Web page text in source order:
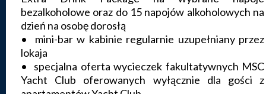
bezalkoholowe oraz do 15 napojów alkoholowych na
dzień na osobę dorosłą
• mini-bar w kabinie regularnie uzupełniany przez
lokaja
• specjalna oferta wycieczek fakultatywnych MSC
Yacht Club oferowanych wyłącznie dla gości z